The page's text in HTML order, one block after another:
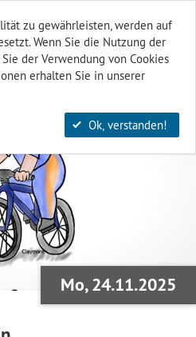
Finden & Filtern
Mo, 24.11.2025
zu gewährleisten, werden auf
Wenn Sie die Nutzung der
der Verwendung von Cookies
erhalten Sie in unserer
Ok, verstanden!